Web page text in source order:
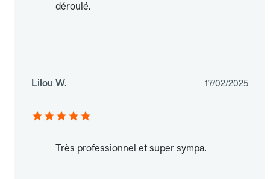
déroulé.
Lilou W. 17/02/2025
Très professionnel et super sympa.